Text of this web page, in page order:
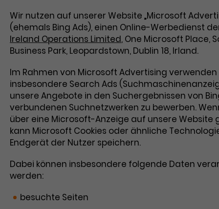
Wir nutzen auf unserer Website „Microsoft
(ehemals Bing Ads), einen Online-Werbedienst
Ireland Operations Limited, One Microsoft Place,
Business Park, Leopardstown, Dublin 18, Irland.
Im Rahmen von Microsoft Advertising verwenden
insbesondere Search Ads
unsere Angebote in den Suchergebnissen von
verbundenen Suchnetzwerken zu bewerben.
über eine Microsoft-Anzeige auf unsere Website
kann Microsoft Cookies oder ähnliche
Endgerät der Nutzer speichern.
Dabei können insbesondere folgende Daten
werden:
besuchte Seiten